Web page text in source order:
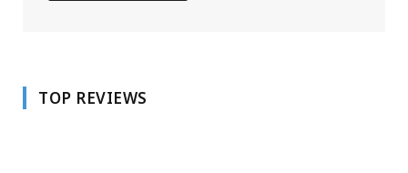
TOP REVIEWS